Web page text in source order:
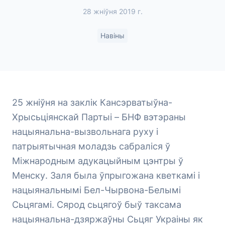
28 жніўня 2019 г.
Навіны
25 жніўня на заклік Кансэрватыўна-
Хрысьціянскай Партыі – БНФ вэтэраны
нацыянальна-вызвольнага руху і
патрыятычная моладзь сабраліся ў
Міжнародным адукацыйным цэнтры ў
Менску. Заля была ўпрыгожана кветкамі і
нацыянальнымі Бел-Чырвона-Белымі
Сьцягамі. Сярод сьцягоў быў таксама
нацыянальна-дзяржаўны Сьцяг Украіны як